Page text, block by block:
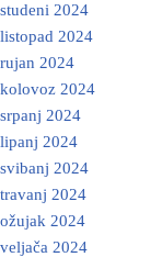
studeni 2024
listopad 2024
rujan 2024
kolovoz 2024
srpanj 2024
lipanj 2024
svibanj 2024
travanj 2024
ožujak 2024
veljača 2024